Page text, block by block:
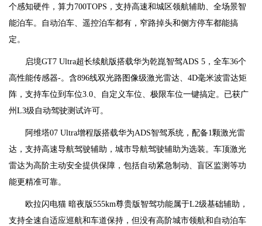
个感知硬件，算力700TOPS，支持高速和城区领航辅助、全场景智
能泊车。自动泊车、遥控泊车都有，窄路掉头和侧方停车都能搞
定。
启境GT7 Ultra超长续航版搭载华为乾崑智驾ADS 5，全车36个
高性能传感器-。含896线双光路图像级激光雷达、4D毫米波雷达矩
阵，支持车位到车位3.0、自定义车位、极限车位一键搞定。已获广
州L3级自动驾驶测试许可。
阿维塔07 Ultra增程版搭载华为ADS智驾系统，配备1颗激光雷
达，支持高速导航驾驶辅助，城市导航驾驶辅助为选装。车顶激光
雷达为高阶主动安全提供保障，包括自动紧急制动、盲区监测等功
能更精准可靠。
欧拉闪电猫 暗夜版555km尊贵版智驾功能属于L2级基础辅助，
支持全速自适应巡航和车道保持，但没有高阶城市领航和自动泊车